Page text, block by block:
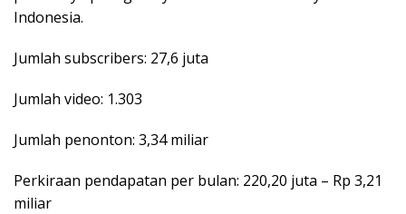
Indonesia.
Jumlah subscribers: 27,6 juta
Jumlah video: 1.303
Jumlah penonton: 3,34 miliar
Perkiraan pendapatan per bulan: 220,20 juta – Rp 3,21
miliar